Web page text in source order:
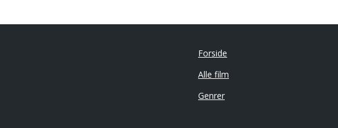
Forside
Alle film
Genrer